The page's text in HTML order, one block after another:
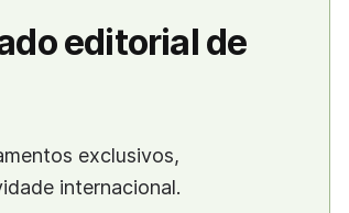
editorial de
exclusivos,
internacional.